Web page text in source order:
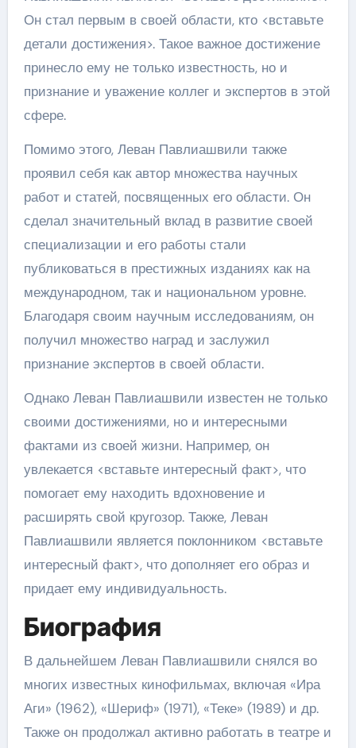
Он стал первым в своей области, кто <вставьте
детали достижения>. Такое важное достижение
принесло ему не только известность, но и
признание и уважение коллег и экспертов в этой
сфере.
Помимо этого, Леван Павлиашвили также
проявил себя как автор множества научных
работ и статей, посвященных его области. Он
сделал значительный вклад в развитие своей
специализации и его работы стали
публиковаться в престижных изданиях как на
международном, так и национальном уровне.
Благодаря своим научным исследованиям, он
получил множество наград и заслужил
признание экспертов в своей области.
Однако Леван Павлиашвили известен не только
своими достижениями, но и интересными
фактами из своей жизни. Например, он
увлекается <вставьте интересный факт>, что
помогает ему находить вдохновение и
расширять свой кругозор. Также, Леван
Павлиашвили является поклонником <вставьте
интересный факт>, что дополняет его образ и
придает ему индивидуальность.
Биография
В дальнейшем Леван Павлиашвили снялся во
многих известных кинофильмах, включая «Ира
Аги» (1962), «Шериф» (1971), «Теке» (1989) и др.
Также он продолжал активно работать в театре и